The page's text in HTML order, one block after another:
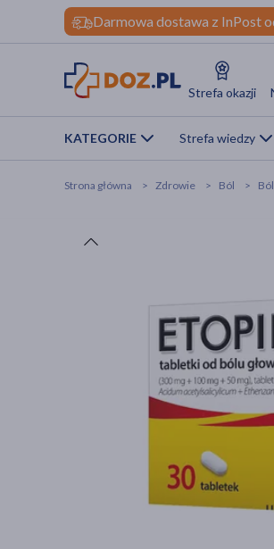
Darmowa dostawa z InPost
Strefa okazji
KATEGORIE Strefa wiedzy
Strona główna Zdrowie Ból